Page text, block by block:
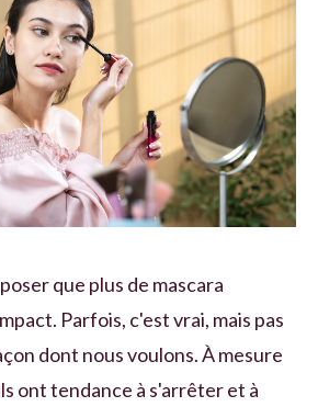
que plus de mascara
Parfois, c'est vrai, mais pas
dont nous voulons. À mesure
ont tendance à s'arrêter et à